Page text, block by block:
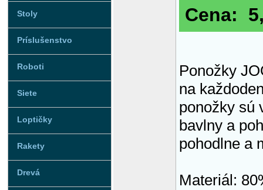
Stoly
Príslušenstvo
Roboti
Siete
Loptičky
Rakety
Drevá
Cena:
Ponožky
na
ponožky sú
bavlny a
pohodlne a
Materiál: